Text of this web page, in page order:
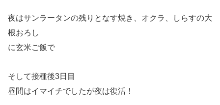
夜はサンラータンの残りとなす焼き、オクラ、しらすの大
根おろし
に玄米ご飯で
そして接種後3日目
昼間はイマイチでしたが夜は復活！